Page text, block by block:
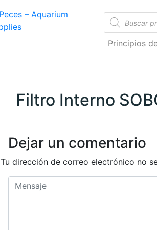
Principios
Filtro Interno
Dejar un comentario
Tu dirección de correo electrónico no